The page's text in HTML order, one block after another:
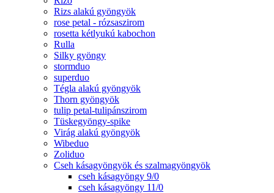
Rizs alakú gyöngyök
rose petal - rózsaszirom
rosetta kétlyukú kabochon
Rulla
Silky gyöngy
stormduo
superduo
Tégla alakú gyöngyök
Thorn gyöngyök
tulip petal-tulipánszirom
Tüskegyöngy-spike
Virág alakú gyöngyök
Wibeduo
Zoliduo
Cseh kásagyöngyök és szalmagyöngyök
cseh kásagyöngy 9/0
cseh kásagyöngy 11/0